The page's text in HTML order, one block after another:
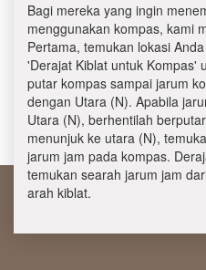
Bagi mereka yang ingin
menggunakan kompas, kami
Pertama, temukan lokasi
'Derajat Kiblat untuk Kompas'
putar kompas sampai jarum
dengan Utara (N). Apabila
Utara (N), berhentilah
menunjuk ke utara (N),
jarum jam pada kompas.
temukan searah jarum jam
arah kiblat.